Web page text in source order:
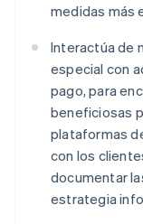
medidas más
Interactúa de
especial con
pago, para
beneficiosas
plataformas
con los
documentar
estrategia